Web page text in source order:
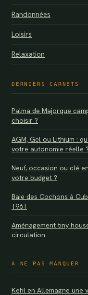
Randonnées
Loisirs
Relaxation
DERNIERS CARNETS
Palma de Majorque
choisir ?
AGM, Gel ou Lithium :
votre autonomie réelle ?
Neuf, occasion ou clé
votre budget ?
Baie des Cochons à
1961
Aménagement tiny
circulation
À NE PAS MANQUER
Kehl en Allemagne